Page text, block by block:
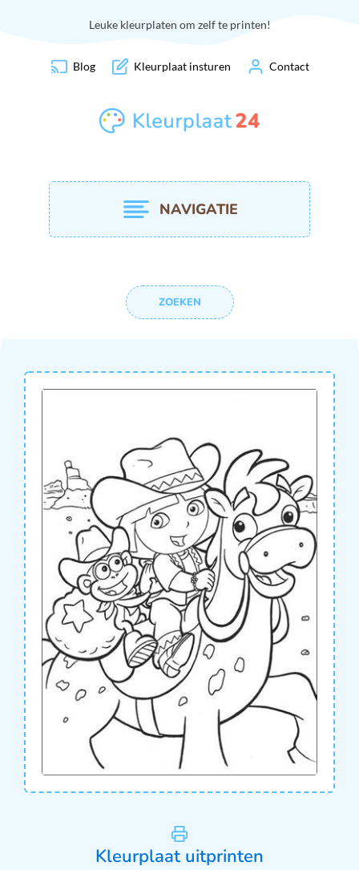
Leuke kleurplaten om zelf te printen!
Blog Kleurplaat insturen Contact
NAVIGATIE
ZOEKEN
Kleurplaat uitprinten